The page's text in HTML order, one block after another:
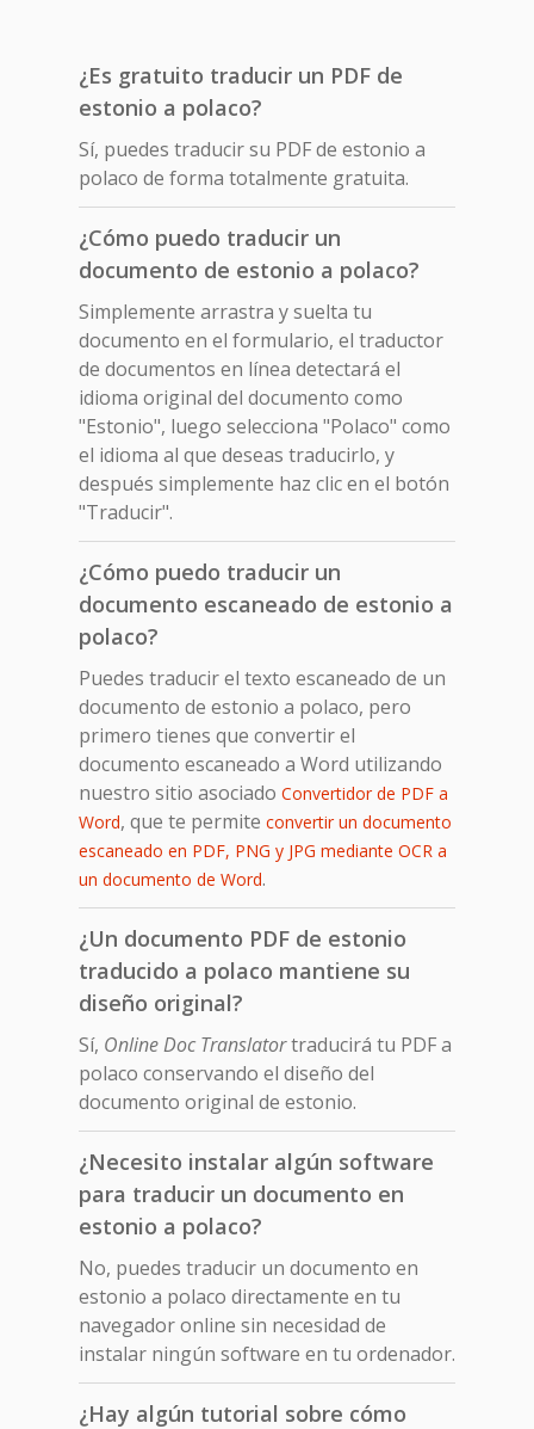
¿Es gratuito traducir un PDF de
estonio a polaco?
Sí, puedes traducir su PDF de estonio a
polaco de forma totalmente gratuita.
¿Cómo puedo traducir un
documento de estonio a polaco?
Simplemente arrastra y suelta tu
documento en el formulario, el traductor
de documentos en línea detectará el
idioma original del documento como
"Estonio", luego selecciona "Polaco" como
el idioma al que deseas traducirlo, y
después simplemente haz clic en el botón
"Traducir".
¿Cómo puedo traducir un
documento escaneado de estonio a
polaco?
Puedes traducir el texto escaneado de un
documento de estonio a polaco, pero
primero tienes que convertir el
documento escaneado a Word utilizando
nuestro sitio asociado Convertidor de PDF a
Word, que te permite convertir un documento
escaneado en PDF, PNG y JPG mediante OCR a
un documento de Word.
¿Un documento PDF de estonio
traducido a polaco mantiene su
diseño original?
Sí, Online Doc Translatortraducirá tu PDF a
polaco conservando el diseño del
documento original de estonio.
¿Necesito instalar algún software
para traducir un documento en
estonio a polaco?
No, puedes traducir un documento en
estonio a polaco directamente en tu
navegador online sin necesidad de
instalar ningún software en tu ordenador.
¿Hay algún tutorial sobre cómo